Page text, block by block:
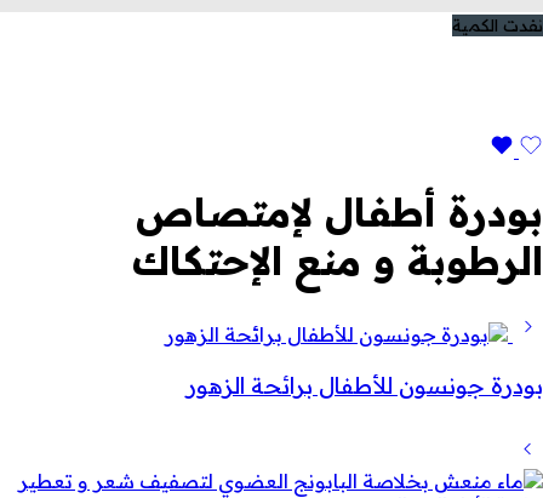
نفدت الكمية
بودرة أطفال لإمتصاص
الرطوبة و منع الإحتكاك
بودرة جونسون للأطفال برائحة الزهور